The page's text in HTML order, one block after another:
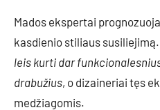
Mados ekspertai
kasdienio stiliaus susiliejimą.
leis kurti dar
drabužius, o dizaineriai tęs
medžiagomis.